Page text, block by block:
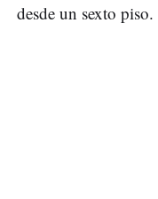
desde un sexto piso.